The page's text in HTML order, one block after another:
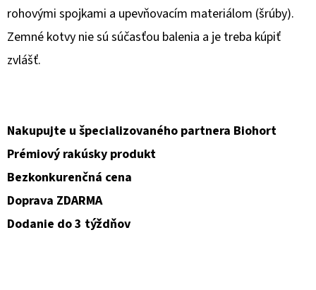
rohovými spojkami a upevňovacím materiálom (šrúby).
Zemné kotvy nie sú súčasťou balenia a je treba kúpiť
zvlášť.
Nakupujte u špecializovaného partnera Biohort
Prémiový rakúsky produkt
Bezkonkurenčná cena
Doprava ZDARMA
Dodanie do 3 týždňov
O
D
P
O
R
Ú